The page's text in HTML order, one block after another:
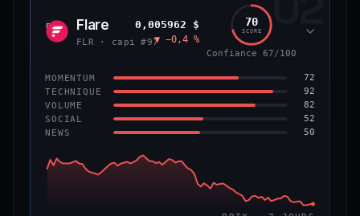
VAR. 7 J VAR. 30 J
+2,5 %
VS ATH
−45,9 %
CONFIANCE 65/100
FLR Flare
FLR · capi #97
0,005962 $
▼ −0,4 %
70
SCORE
Confiance 67/100
MOMENTUM 72
TECHNIQUE 92
VOLUME 82
SOCIAL 52
NEWS 50